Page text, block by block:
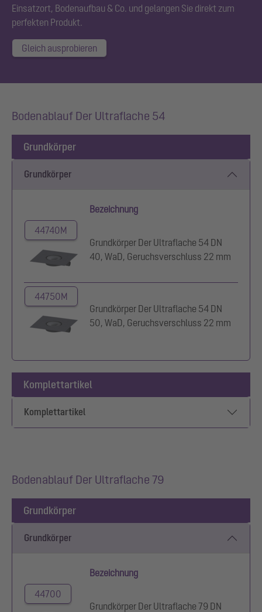
Einsatzort, Bodenaufbau & Co. und gelangen Sie direkt zum
perfekten Produkt.
Gleich ausprobieren
Bodenablauf Der Ultraflache 54
Grundkörper
Grundkörper
Bezeichnung
44740M
Grundkörper Der Ultraflache 54 DN
40, WaD, Geruchsverschluss 22 mm
44750M
Grundkörper Der Ultraflache 54 DN
50, WaD, Geruchsverschluss 22 mm
Komplettartikel
Komplettartikel
Bodenablauf Der Ultraflache 79
Grundkörper
Grundkörper
Bezeichnung
44700
Grundkörper Der Ultraflache 79 DN